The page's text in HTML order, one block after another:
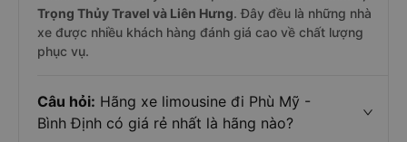
Trọng Thủy Travel và Liên Hưng. Đây đều là những nhà
xe được nhiều khách hàng đánh giá cao về chất lượng
phục vụ.
Câu hỏi: Hãng xe limousine đi Phù Mỹ -
Bình Định có giá rẻ nhất là hãng nào?